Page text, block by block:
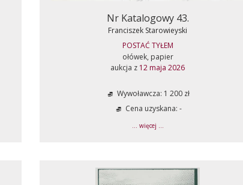
Nr Katalogowy 43.
Franciszek Starowieyski
POSTAĆ TYŁEM
ołówek, papier
aukcja z 12 maja 2026
Wywoławcza: 1 200 zł
Cena uzyskana: -
... więcej ...